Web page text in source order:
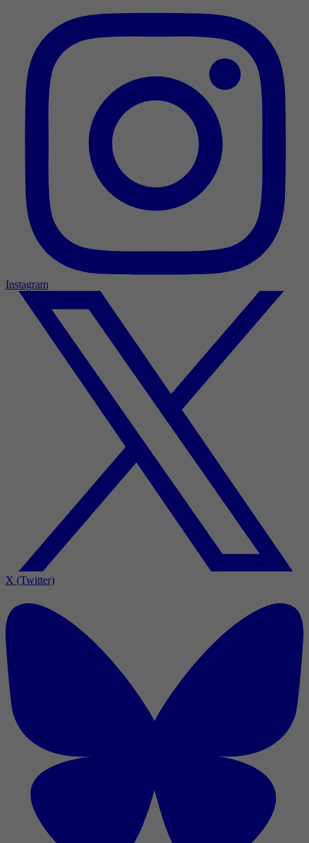
Instagram
X (Twitter)